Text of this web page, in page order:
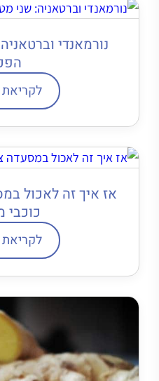
נורמאנדי
אז איך זה לאכול
כוכבי